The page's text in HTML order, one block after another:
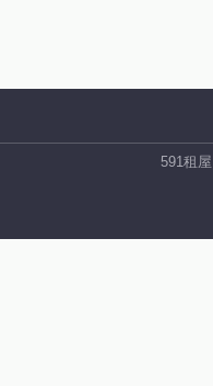
591租屋